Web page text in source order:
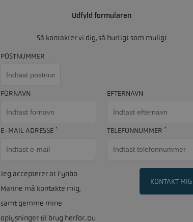
Udfyld formularen
Så kontakter vi dig, så hurtigt som muligt
POSTNUMMER
FORNAVN EFTERNAVN
E-MAIL ADRESSE * TELEFONNUMMER *
Jeg accepterer at Fynbo
Marine må kontakte mig,
samt gemme mine
oplysninger til brug herfor. Du
KONTAKT MIG